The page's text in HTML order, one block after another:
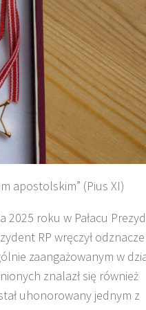
apostolskim” (Pius XI)
2025 roku w Pałacu
RP wręczył
zaangażowanym w
znalazł się również
uhonorowany jednym z